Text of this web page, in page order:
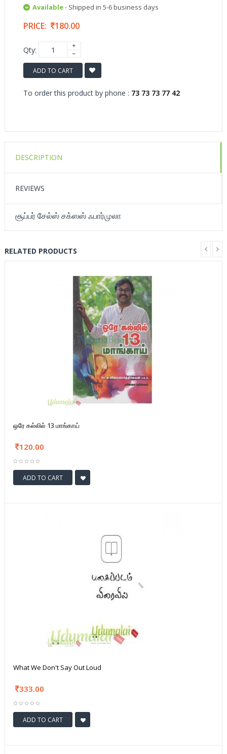
Available- Shipped in 5-6 business days
PRICE: 180.00
Qty:
ADD TO CART
To order this product by phone : 73 73 73 77 42
DESCRIPTION
REVIEWS
சூப்பர் சேல்ஸ் சக்ஸஸ் ஃபார்முலா
RELATED PRODUCTS
ஒரே கல்லில் 13 மாங்காய்
120.00
ADD TO CART
What We Don't Say Out Loud
333.00
ADD TO CART